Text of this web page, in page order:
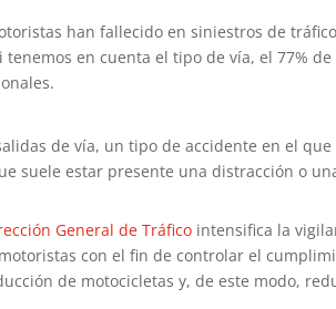
han fallecido en siniestros de
en cuenta el tipo de vía, el 77%
de vía, un tipo de accidente en el
suele estar presente una distracción o
General de Tráfico intensifica la
con el fin de controlar el
de motocicletas y, de este modo,